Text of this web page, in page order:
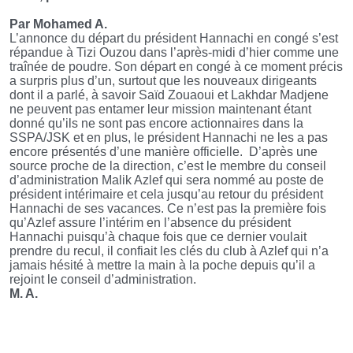
Par Mohamed A.
L’annonce du départ du président Hannachi en congé s’est
répandue à Tizi Ouzou dans l’après-midi d’hier comme une
traînée de poudre. Son départ en congé à ce moment précis
a surpris plus d’un, surtout que les nouveaux dirigeants
dont il a parlé, à savoir Saïd Zouaoui et Lakhdar Madjene
ne peuvent pas entamer leur mission maintenant étant
donné qu’ils ne sont pas encore actionnaires dans la
SSPA/JSK et en plus, le président Hannachi ne les a pas
encore présentés d’une manière officielle.
D’après une
source proche de la direction, c’est le membre du conseil
d’administration Malik Azlef qui sera nommé au poste de
président intérimaire et cela jusqu’au retour du président
Hannachi de ses vacances. Ce n’est pas la première fois
qu’Azlef assure l’intérim en l’absence du président
Hannachi puisqu’à chaque fois que ce dernier voulait
prendre du recul, il confiait les clés du club à Azlef qui n’a
jamais hésité à mettre la main à la poche depuis qu’il a
rejoint le conseil d’administration.
M. A.